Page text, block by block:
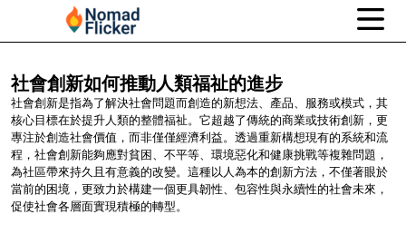
社會創新如何推動人類福祉的進步
社會創新是指為了解決社會問題而創造的新想法、產品、服務或模式，其
核心目標在於提升人類的整體福祉。它超越了傳統的商業或技術創新，更
專注於創造社會價值，而非僅僅經濟利益。透過重新構想現有的系統和流
程，社會創新能夠應對貧困、不平等、環境惡化和健康挑戰等複雜問題，
為社區帶來持久且有意義的改變。這種以人為本的創新方法，不僅著眼於
當前的困境，更致力於構建一個更具韌性、包容性與永續性的社會未來，
促使社會各層面實現積極的轉型。